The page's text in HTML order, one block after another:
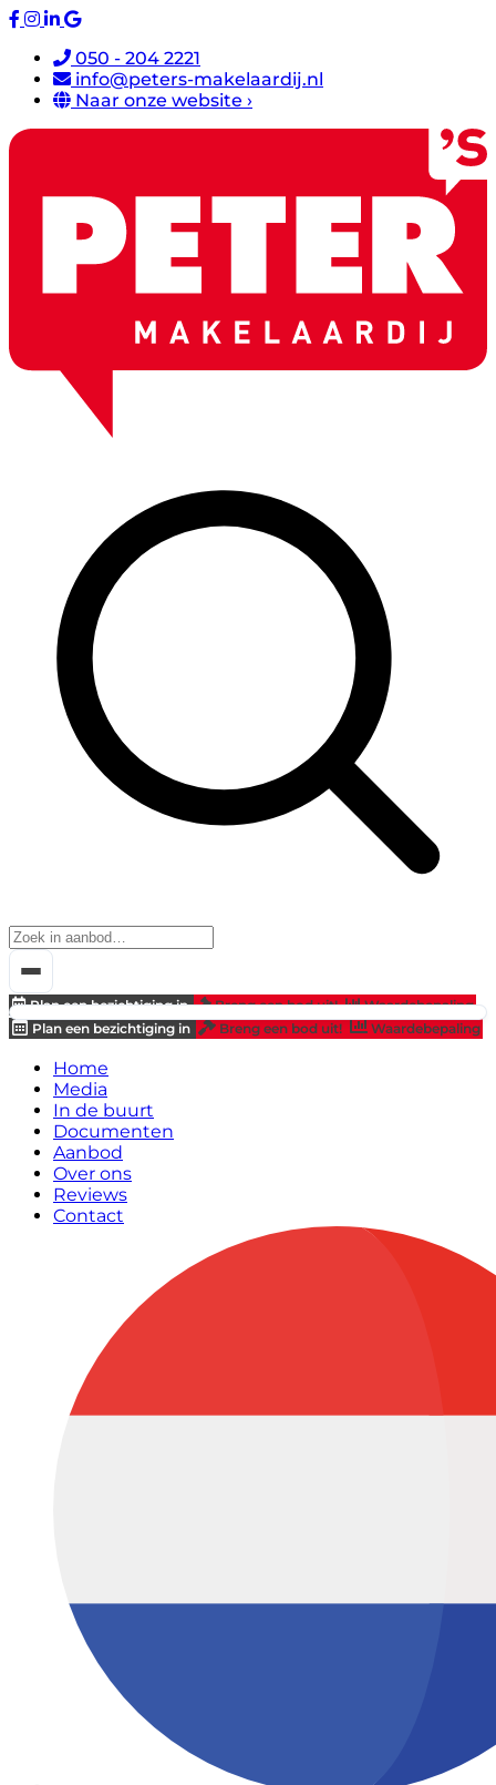
050 - 204 2221
info@peters-makelaardij.nl
Naar onze website ›
Plan een bezichtiging in Breng een bod uit!
Waardebepaling
Plan een bezichtiging in
Breng een bod uit! Waardebepaling
Home
Media
In de buurt
Documenten
Aanbod
Over ons
Reviews
Contact